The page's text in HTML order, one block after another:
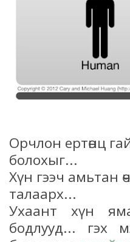
Орчлон ертөнц
болохыг...
Хүн гээч амьтан
талаарх...
Ухаант хүн
бодлууд... гэх